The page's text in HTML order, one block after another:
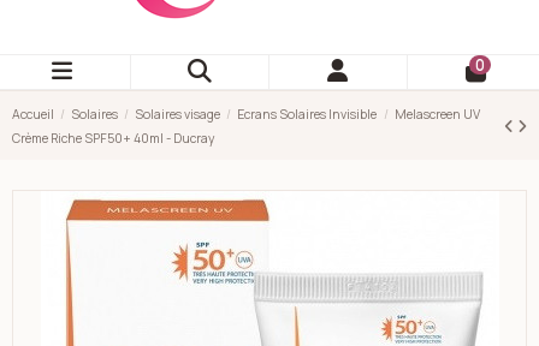
0
Accueil Solaires Solaires visage Ecrans Solaires Invisible
Melascreen UV
Crème Riche SPF50+ 40ml - Ducray